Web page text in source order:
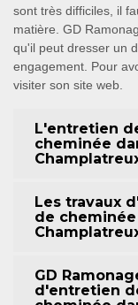
sont très difficiles, il
matière. GD
qu'il peut dresser un
engagement. Pour
visiter son site web.
L'entretien
cheminée
Les travaux
de
GD
d'entretien